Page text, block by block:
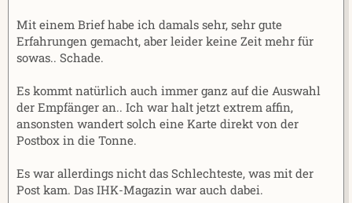
Mit einem Brief habe ich damals sehr, sehr gute
Erfahrungen gemacht, aber leider keine Zeit mehr für
sowas.. Schade.
Es kommt natürlich auch immer ganz auf die Auswahl
der Empfänger an.. Ich war halt jetzt extrem affin,
ansonsten wandert solch eine Karte direkt von der
Postbox in die Tonne.
Es war allerdings nicht das Schlechteste, was mit der
Post kam. Das IHK-Magazin war auch dabei.